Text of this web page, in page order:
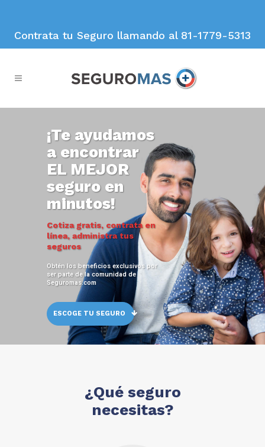
Contrata tu Seguro llamando al 81-1779-5313
¡Te ayudamos
a encontrar
EL MEJOR
seguro en
minutos!
Cotiza gratis, contrata en
línea, administra tus
seguros
Obtén los beneficios exclusivos por
ser parte de la comunidad de
Seguromas.com
ESCOGE TU SEGURO
¿Qué seguro
necesitas?